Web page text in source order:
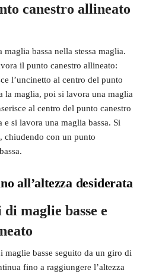
canestro allineato
bassa nella stessa maglia.
il punto canestro allineato:
l’uncinetto al centro del punto
la maglia, poi si lavora una maglia
al centro del punto canestro
si lavora una maglia bassa. Si
chiudendo con un punto
all’altezza desiderata
maglie basse e
maglie basse seguito da un giro di
fino a raggiungere l’altezza